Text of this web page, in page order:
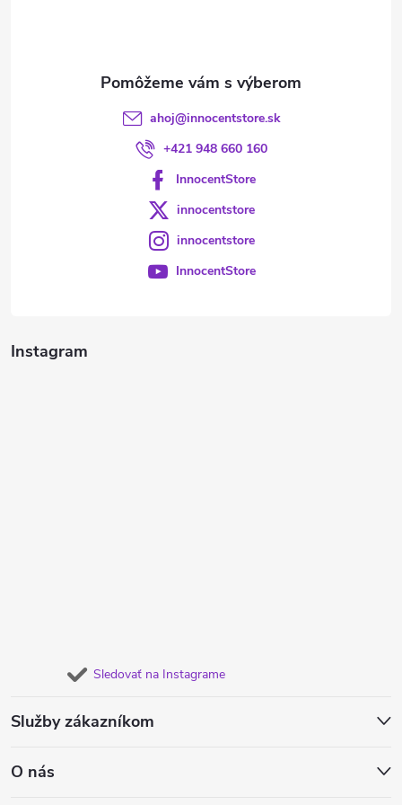
Instagram
Sledovať na Instagrame
Služby zákazníkom
O nás
ahoj@innocentstore.sk
+421 948 660 160
InnocentStore
innocentstore
innocentstore
InnocentStore